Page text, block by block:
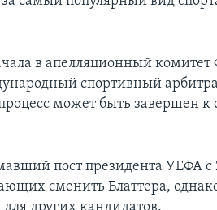
в апелляционный
спортивный
может быть завершен к
пост президента УЕФА с
сменить Блаттера,